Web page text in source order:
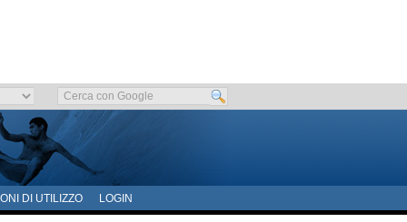
DI UTILIZZO LOGIN